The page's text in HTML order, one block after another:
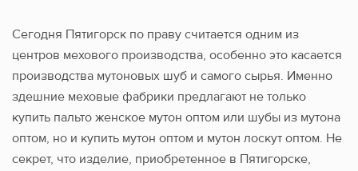
Сегодня Пятигорск по праву считается одним из
центров мехового производства, особенно это касается
производства мутоновых шуб и самого сырья. Именно
здешние меховые фабрики предлагают не только
купить пальто женское мутон оптом или шубы из мутона
оптом, но и купить мутон оптом и мутон лоскут оптом. Не
секрет, что изделие, приобретенное в Пятигорске,